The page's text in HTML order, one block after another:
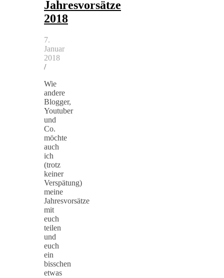
Jahresvorsätze
2018
7.
Januar
2018
/
Wie
andere
Blogger,
Youtuber
und
Co.
möchte
auch
ich
(trotz
keiner
Verspätung)
meine
Jahresvorsätze
mit
euch
teilen
und
euch
ein
bisschen
etwas